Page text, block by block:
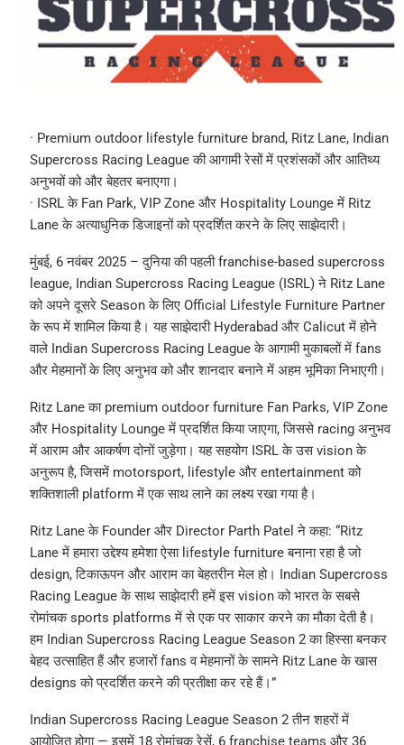
· Premium outdoor lifestyle furniture brand, Ritz Lane, Indian
Supercross Racing League की आगामी रेसों में प्रशंसकों और आतिथ्य
अनुभवों को और बेहतर बनाएगा।
· ISRL के Fan Park, VIP Zone और Hospitality Lounge में Ritz
Lane के अत्याधुनिक डिजाइनों को प्रदर्शित करने के लिए साझेदारी।
मुंबई, 6 नवंबर 2025 – दुनिया की पहली franchise-based supercross
league, Indian Supercross Racing League (ISRL) ने Ritz Lane
को अपने दूसरे Season के लिए Official Lifestyle Furniture Partner
के रूप में शामिल किया है। यह साझेदारी Hyderabad और Calicut में होने
वाले Indian Supercross Racing League के आगामी मुकाबलों में fans
और मेहमानों के लिए अनुभव को और शानदार बनाने में अहम भूमिका निभाएगी।
Ritz Lane का premium outdoor furniture Fan Parks, VIP Zone
और Hospitality Lounge में प्रदर्शित किया जाएगा, जिससे racing अनुभव
में आराम और आकर्षण दोनों जुड़ेगा। यह सहयोग ISRL के उस vision के
अनुरूप है, जिसमें motorsport, lifestyle और entertainment को
शक्तिशाली platform में एक साथ लाने का लक्ष्य रखा गया है।
Ritz Lane के Founder और Director Parth Patel ने कहा: “Ritz
Lane में हमारा उद्देश्य हमेशा ऐसा lifestyle furniture बनाना रहा है जो
design, टिकाऊपन और आराम का बेहतरीन मेल हो। Indian Supercross
Racing League के साथ साझेदारी हमें इस vision को भारत के सबसे
रोमांचक sports platforms में से एक पर साकार करने का मौका देती है।
हम Indian Supercross Racing League Season 2 का हिस्सा बनकर
बेहद उत्साहित हैं और हजारों fans व मेहमानों के सामने Ritz Lane के खास
designs को प्रदर्शित करने की प्रतीक्षा कर रहे हैं।”
Indian Supercross Racing League Season 2 तीन शहरों में
आयोजित होगा — इसमें 18 रोमांचक रेसें, 6 franchise teams और 36